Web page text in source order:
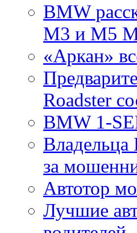
BMW
M3 и M5
«Аркан»
Roadster
BMW 1-
за
Автотор
Лучшие